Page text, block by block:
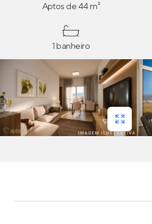
Aptos de 44 m²
1 banheiro